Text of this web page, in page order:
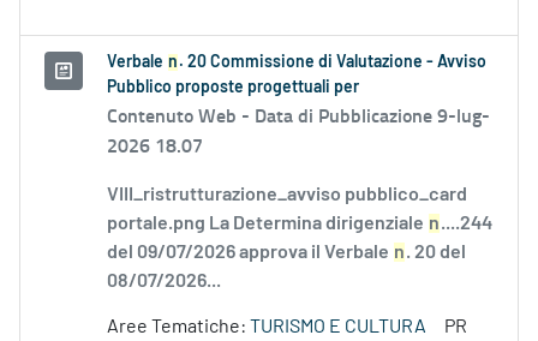
Verbale n . 20 Commissione di Valutazione - Avviso
Pubblico proposte progettuali per
Contenuto Web - Data di Pubblicazione 9-lug-
2026 18.07
VIII_ristrutturazione_avviso pubblico_card
portale.png La Determina dirigenziale n....244
del 09/07/2026 approva il Verbale n. 20 del
08/07/2026...
Aree Tematiche: TURISMO E CULTURA
PR